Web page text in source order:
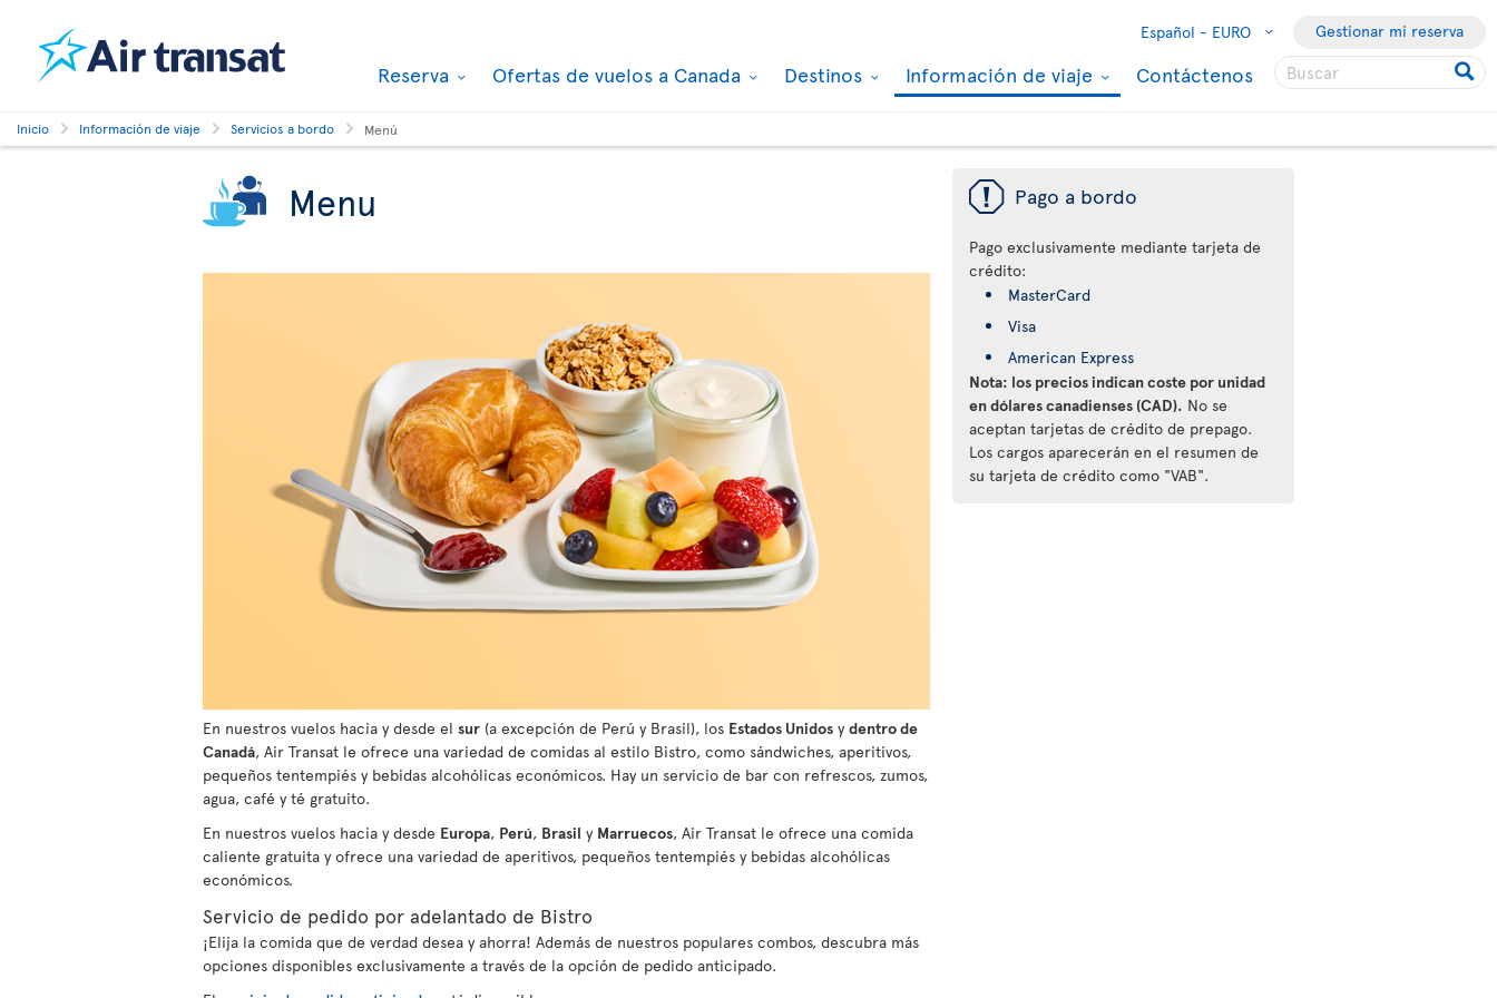
Español - EURO Gestionar mi reserva
Reserva Ofertas de vuelos a Canada Destinos Información de viaje Contáctenos
Inicio Información de viaje Servicios a bordo Menú
Menu
En nuestros vuelos hacia y desde el sur (a excepción de Perú y Brasil), los Estados Unidos y dentro de
Canadá, Air Transat le ofrece una variedad de comidas al estilo Bistro, como sándwiches, aperitivos,
pequeños tentempiés y bebidas alcohólicas económicos. Hay un servicio de bar con refrescos, zumos,
agua, café y té gratuito.
En nuestros vuelos hacia y desde Europa, Perú, Brasil y Marruecos, Air Transat le ofrece una comida
caliente gratuita y ofrece una variedad de aperitivos, pequeños tentempiés y bebidas alcohólicas
económicos.
Servicio de pedido por adelantado de Bistro
¡Elija la comida que de verdad desea y ahorra! Además de nuestros populares combos, descubra más
opciones disponibles exclusivamente a través de la opción de pedido anticipado.
ü Pago a bordo
Pago exclusivamente mediante tarjeta de
crédito:
MasterCard
Visa
American Express
Nota: los precios indican coste por unidad
en dólares canadienses (CAD). No se
aceptan tarjetas de crédito de prepago.
Los cargos aparecerán en el resumen de
su tarjeta de crédito como "VAB".